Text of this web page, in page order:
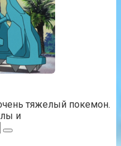
тяжелый покемон.
и